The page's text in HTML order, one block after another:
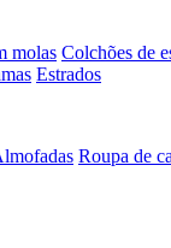
molas Colchões de
Estrados
Roupa de